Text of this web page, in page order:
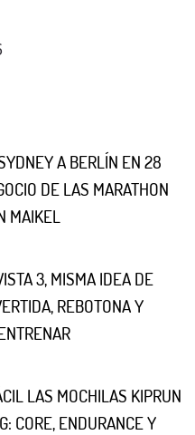
A BERLÍN EN 28
DE LAS MARATHON
MAIKEL
3, MISMA IDEA DE
REBOTONA Y
LAS MOCHILAS KIPRUN
CORE, ENDURANCE Y